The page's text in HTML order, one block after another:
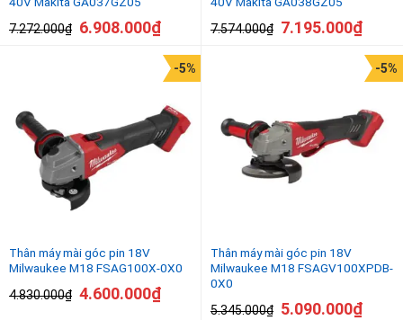
7.272.000₫ 6.908.000₫
7.574.000₫ 7.195.000₫
Thân máy mài góc pin 18V
Milwaukee M18 FSAG100X-0X0
4.830.000₫
-5%
4.600.000₫
Thân máy mài góc pin 18V
Milwaukee M18 FSAGV100XPDB-
0X0
5.345.000₫
-5%
5.090.000₫